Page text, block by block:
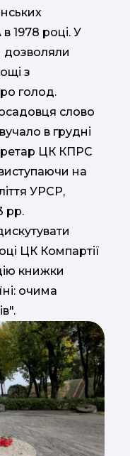
1978 році. У
дозволяли
з
голод.
слово
в грудні
ЦК КПРС
на
УРСР,
рр.
ЦК Компартії
книжки
очима